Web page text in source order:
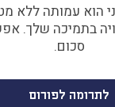
הוא עמותה ללא
בתמיכה שלך.
סכום.
לתרומה לפורום